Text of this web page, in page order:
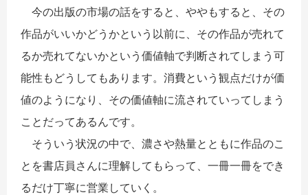
今の出版の市場の話をすると、ややもすると、その
作品がいいかどうかという以前に、その作品が売れて
るか売れてないかという価値軸で判断されてしまう可
能性もどうしてもあります。消費という観点だけが価
値のようになり、その価値軸に流されていってしまう
ことだってあるんです。
そういう状況の中で、濃さや熱量とともに作品のこ
とを書店員さんに理解してもらって、一冊一冊をでき
るだけ丁寧に営業していく。